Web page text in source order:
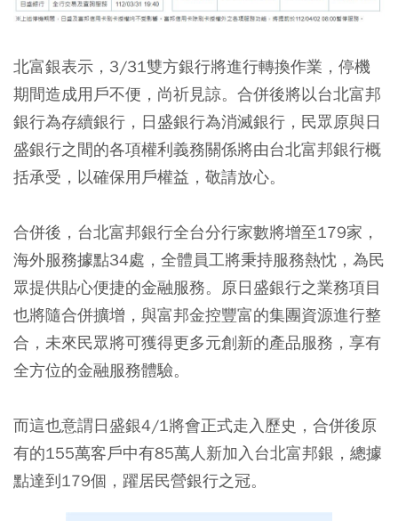
北富銀表示，3/31雙方銀行將進行轉換作業，停機
期間造成用戶不便，尚祈見諒。合併後將以台北富邦
銀行為存續銀行，日盛銀行為消滅銀行，民眾原與日
盛銀行之間的各項權利義務關係將由台北富邦銀行概
括承受，以確保用戶權益，敬請放心。
合併後，台北富邦銀行全台分行家數將增至179家，
海外服務據點34處，全體員工將秉持服務熱忱，為民
眾提供貼心便捷的金融服務。原日盛銀行之業務項目
也將隨合併擴增，與富邦金控豐富的集團資源進行整
合，未來民眾將可獲得更多元創新的產品服務，享有
全方位的金融服務體驗。
而這也意謂日盛銀4/1將會正式走入歷史，合併後原
有的155萬客戶中有85萬人新加入台北富邦銀，總據
點達到179個，躍居民營銀行之冠。